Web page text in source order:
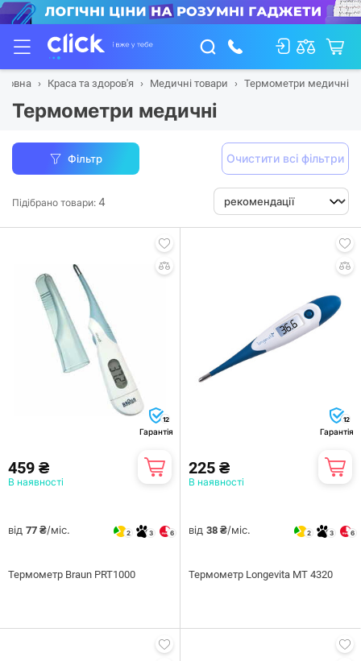
Краса та здоров'я Медичні товари Термометри медичні
Термометри медичні
Фільтр Очистити всі фільтри
Підібрано товари: 4
12
Гарантія
459 ₴
В наявності
від 77 ₴/міс. 2 3 6
Термометр Braun PRT1000
12
Гарантія
225 ₴
В наявності
від 38 ₴/міс. 2 3 6
Термометр Longevita MT 4320